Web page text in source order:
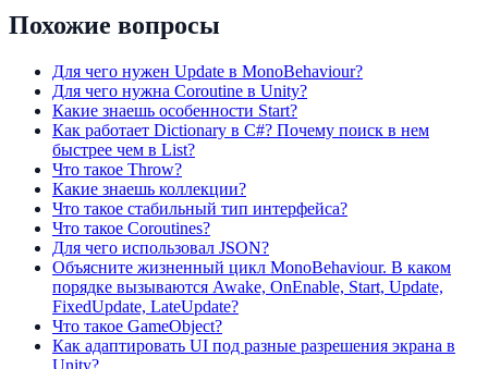
Похожие вопросы
Для чего нужен Update в MonoBehaviour?
Для чего нужна Coroutine в Unity?
Какие знаешь особенности Start?
Как работает Dictionary в C#? Почему поиск в нем
быстрее чем в List?
Что такое Throw?
Какие знаешь коллекции?
Что такое стабильный тип интерфейса?
Что такое Сoroutines?
Для чего использовал JSON?
Объясните жизненный цикл MonoBehaviour. В каком
порядке вызываются Awake, OnEnable, Start, Update,
FixedUpdate, LateUpdate?
Что такое GameObject?
Как адаптировать UI под разные разрешения экрана в
Unity?